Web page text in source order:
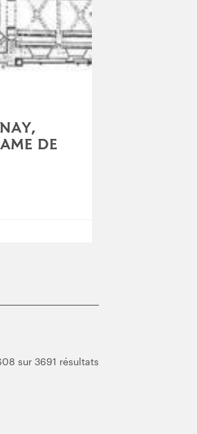
DE
sur 3691 résultats